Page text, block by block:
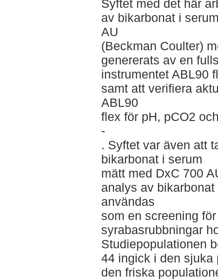
Syftet med det här
av bikarbonat i
AU
(Beckman Coulter)
genererats av en
instrumentet ABL90
samt att verifiera
ABL90
flex för pH, pCO2
-
. Syftet var även att
bikarbonat i serum
mätt med DxC 700
analys av
användas
som en screening
syrabasrubbningar
Studiepopulationen
44 ingick i den sjuka
den friska